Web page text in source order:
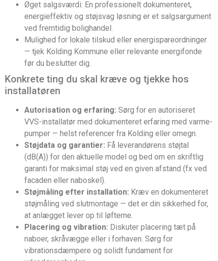
Øget salgsværdi: En professionelt dokumenteret,
energieffektiv og støjsvag løsning er et salgsargument
ved fremtidig bolighandel.
Mulighed for lokale tilskud eller energispareordninger
— tjek Kolding Kommune eller relevante energifonde
før du beslutter dig.
Konkrete ting du skal kræve og tjekke hos
installatøren
Autorisation og erfaring: Sørg for en autoriseret
VVS-installatør med dokumenteret erfaring med varme­
pumper — helst referencer fra Kolding eller omegn.
Støjdata og garantier: Få leverandørens støjtal
(dB(A)) for den aktuelle model og bed om en skriftlig
garanti for maksimal støj ved en given afstand (fx ved
facaden eller naboskel).
Støjmåling efter installation: Kræv en dokumenteret
støjmåling ved slutmontage — det er din sikkerhed for,
at anlægget lever op til løfterne.
Placering og vibration: Diskuter placering tæt på
naboer, skråvægge eller i forhaven. Sørg for
vibrationsdæmpere og solidt fundament for